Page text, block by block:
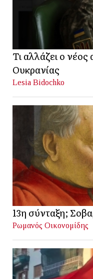
Τι αλλάζει ο
Ουκρανίας
Lesia Bidochko
13η σύνταξη;
Ρωμανός Οικονομίδης